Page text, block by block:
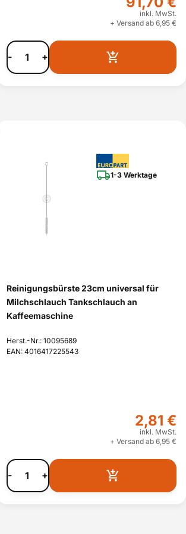
inkl. MwSt.
+ Versand ab 6,95 €
- +
1-3 Werktage
Reinigungsbürste 23cm universal für
Milchschlauch Tankschlauch an
Kaffeemaschine
Herst.-Nr.: 10095689
EAN: 4016417225543
2,81 €
inkl. MwSt.
+ Versand ab 6,95 €
- +